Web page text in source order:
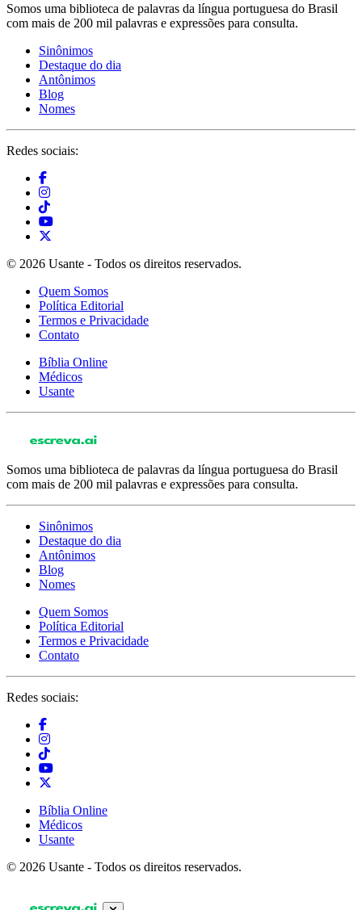
Somos uma biblioteca de palavras da língua portuguesa do Brasil
com mais de 200 mil palavras e expressões para consulta.
Sinônimos
Destaque do dia
Antônimos
Blog
Nomes
Redes sociais:
© 2026 Usante - Todos os direitos reservados.
Quem Somos
Política Editorial
Termos e Privacidade
Contato
Bíblia Online
Médicos
Usante
Somos uma biblioteca de palavras da língua portuguesa do Brasil
com mais de 200 mil palavras e expressões para consulta.
Sinônimos
Destaque do dia
Antônimos
Blog
Nomes
Quem Somos
Política Editorial
Termos e Privacidade
Contato
Redes sociais:
Bíblia Online
Médicos
Usante
© 2026 Usante - Todos os direitos reservados.